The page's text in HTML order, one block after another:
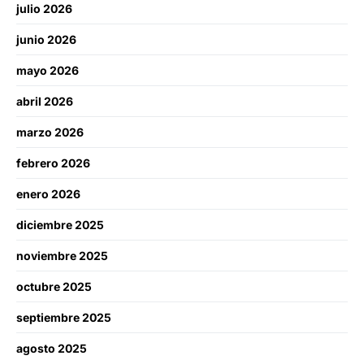
julio 2026
junio 2026
mayo 2026
abril 2026
marzo 2026
febrero 2026
enero 2026
diciembre 2025
noviembre 2025
octubre 2025
septiembre 2025
agosto 2025